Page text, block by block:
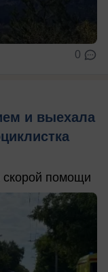
0
и выехала
скорой помощи